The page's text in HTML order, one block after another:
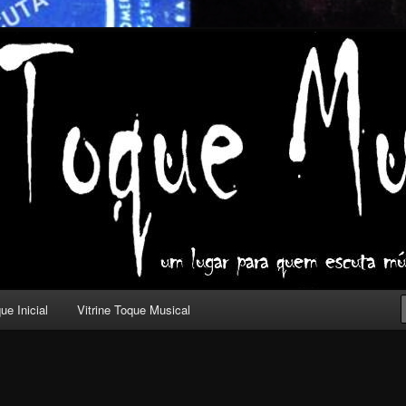
com outros olhos.
Inicial Vitrine Toque Musical